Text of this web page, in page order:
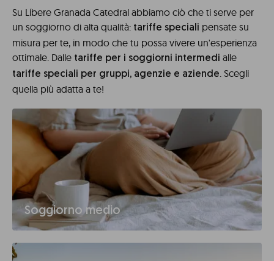
Su Líbere Granada Catedral abbiamo ciò che ti serve per
un soggiorno di alta qualità: tariffe speciali pensate su
misura per te, in modo che tu possa vivere un'esperienza
ottimale. Dalle tariffe per i soggiorni intermedi alle
tariffe speciali per gruppi, agenzie e aziende. Scegli
quella più adatta a te!
Soggiorno medio